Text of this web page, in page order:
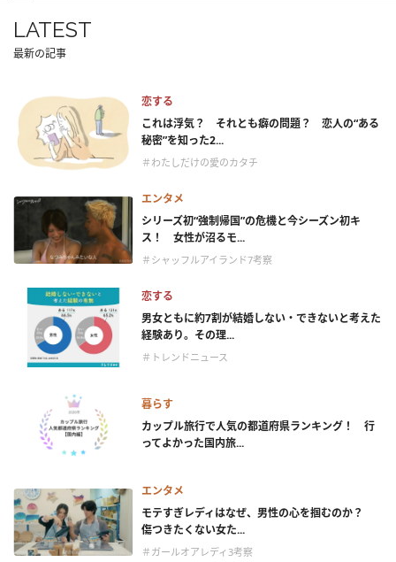
LATEST
最新の記事
恋する
これは浮気？ それとも癖の問題？ 恋人の“ある
秘密”を知った2...
＃わたしだけの愛のカタチ
エンタメ
シリーズ初“強制帰国”の危機と今シーズン初キ
ス！ 女性が沼るモ...
＃シャッフルアイランド7考察
恋する
男女ともに約7割が結婚しない・できないと考えた
経験あり。その理...
＃トレンドニュース
暮らす
カップル旅行で人気の都道府県ランキング！ 行
ってよかった国内旅...
エンタメ
モテすぎレディはなぜ、男性の心を掴むのか？
傷つきたくない女た...
＃ガールオアレディ3考察